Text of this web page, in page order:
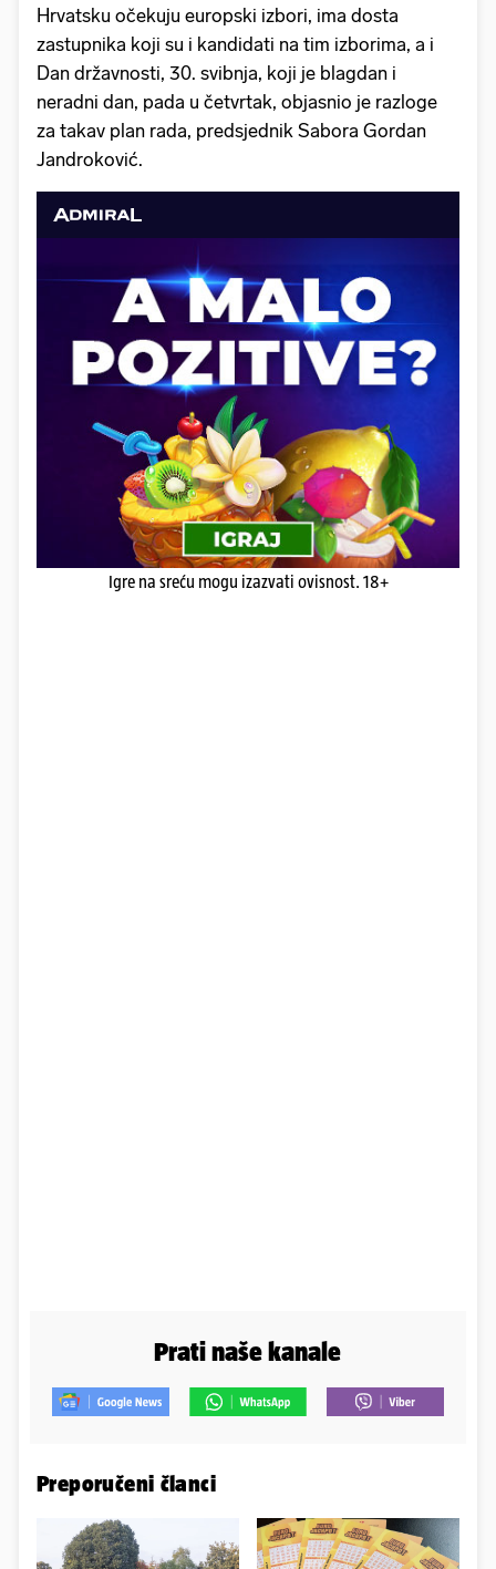
Hrvatsku očekuju europski izbori, ima dosta
zastupnika koji su i kandidati na tim izborima, a i
Dan državnosti, 30. svibnja, koji je blagdan i
neradni dan, pada u četvrtak, objasnio je razloge
za takav plan rada, predsjednik Sabora Gordan
Jandroković.
Igre na sreću mogu izazvati ovisnost. 18+
Prati naše kanale
Preporučeni članci